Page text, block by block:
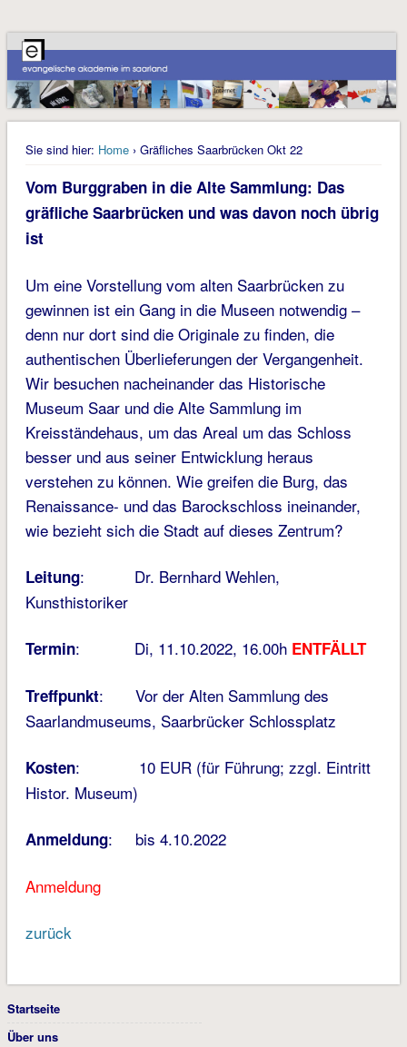
Sie sind hier: Home› Gräfliches Saarbrücken Okt 22
Vom Burggraben in die Alte Sammlung: Das
gräfliche Saarbrücken und was davon noch übrig
ist
Um eine Vorstellung vom alten Saarbrücken zu
gewinnen ist ein Gang in die Museen notwendig –
denn nur dort sind die Originale zu finden, die
authentischen Überlieferungen der Vergangenheit.
Wir besuchen nacheinander das Historische
Museum Saar und die Alte Sammlung im
Kreisständehaus, um das Areal um das Schloss
besser und aus seiner Entwicklung heraus
verstehen zu können. Wie greifen die Burg, das
Renaissance- und das Barockschloss ineinander,
wie bezieht sich die Stadt auf dieses Zentrum?
Leitung: Dr. Bernhard Wehlen,
Kunsthistoriker
Termin: Di, 11.10.2022, 16.00h ENTFÄLLT
Treffpunkt: Vor der Alten Sammlung des
Saarlandmuseums, Saarbrücker Schlossplatz
Kosten: 10 EUR (für Führung; zzgl. Eintritt
Histor. Museum)
Anmeldung: bis 4.10.2022
Anmeldung
zurück
Startseite
Über uns